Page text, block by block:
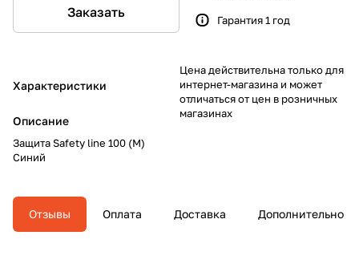
Заказать
Характеристики
Описание
Защита Safety line 100 (M)
Синий
Гарантия 1 год
Цена действительна только для
интернет-магазина и может
отличаться от цен в розничных
магазинах
Отзывы Оплата Доставка Дополнительно